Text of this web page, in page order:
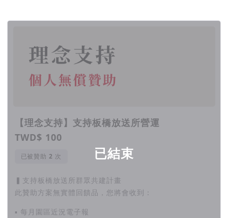
已結束
【理念支持】支持板橋放送所營運
TWD$ 100
已被贊助 次
▍支持板橋放送所群眾共建計畫
此贊助方案無實體回饋品，您將會收到：
▪ 每月園區近況電子報